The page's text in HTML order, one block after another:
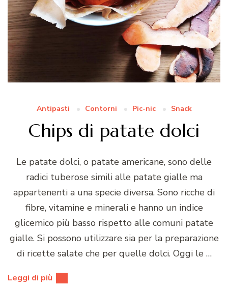
Antipasti Contorni Pic-nic Snack
Chips di patate dolci
Le patate dolci, o patate americane, sono delle
radici tuberose simili alle patate gialle ma
appartenenti a una specie diversa. Sono ricche di
fibre, vitamine e minerali e hanno un indice
glicemico più basso rispetto alle comuni patate
gialle. Si possono utilizzare sia per la preparazione
di ricette salate che per quelle dolci. Oggi le …
Leggi di più